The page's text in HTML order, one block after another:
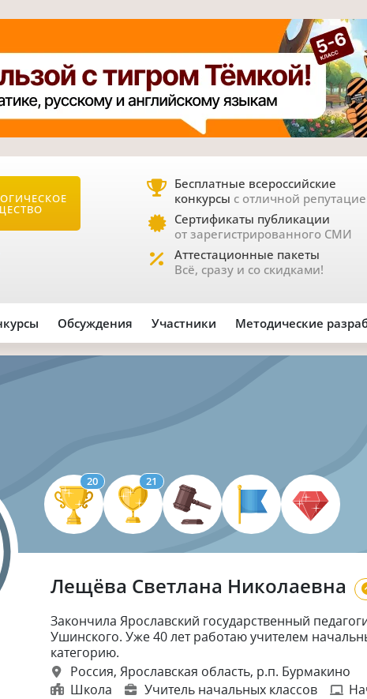
Бесплатные всероссийские
конкурсы с отличной
Сертификаты публикации
от зарегистрированного СМИ
Аттестационные пакеты
Всё, сразу и со скидками!
Обсуждения Участники Методические
20 21
Лещёва Светлана Николаевна
Закончила Ярославский государственный
Ушинского. Уже 40 лет работаю учителем
категорию.
Россия, Ярославская область, р.п. Бурмакино
Школа
Учитель начальных классов